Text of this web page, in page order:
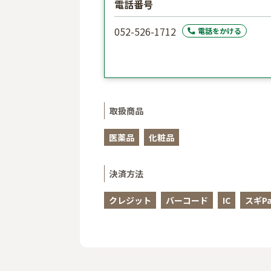
電話番号
052-526-1712
電話をかける
取扱商品
医薬品 化粧品
決済方法
クレジット バーコード IC スギ